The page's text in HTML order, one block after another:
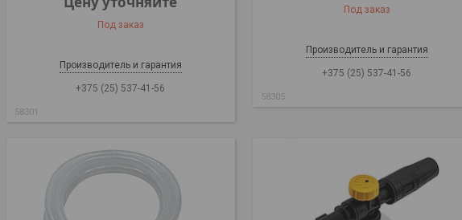
Под заказ
Производитель и гарантия
+375 (25) 537-41-56
58301
Под заказ
Производитель и гарантия
+375 (25) 537-41-56
58305